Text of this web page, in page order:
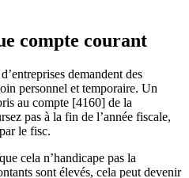
compte courant
demandent des
personnel et temporaire. Un
au compte [4160] de la
pas à la fin de l’année fiscale,
le fisc.
cela n’handicape pas la
sont élevés, cela peut devenir